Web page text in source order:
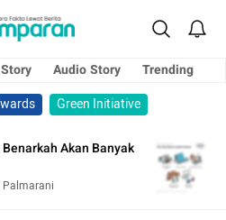
Audio Story
Trending
Green Initiative
Akan Banyak
Palmarani